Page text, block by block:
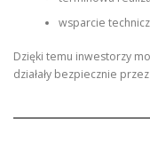
wsparcie
Dzięki temu inwestorzy
działały bezpiecznie